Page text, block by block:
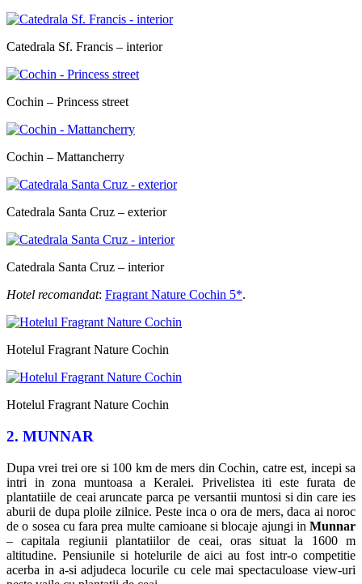
Catedrala Sf. Francis – interior
Cochin – Princess street
Cochin – Mattancherry
Catedrala Santa Cruz – exterior
Catedrala Santa Cruz – interior
Hotel recomandat: Fragrant Nature Cochin 5*.
Hotelul Fragrant Nature Cochin
Hotelul Fragrant Nature Cochin
2. MUNNAR
Dupa vrei trei ore si 100 km de mers din Cochin, catre est, incepi sa
intri in zona muntoasa a Keralei. Privelistea iti este furata de
plantatiile de ceai aruncate parca pe versantii muntosi si din care ies
aburii de dupa ploile zilnice. Peste inca o ora de mers, daca ai noroc
de o sosea cu fara prea multe camioane si blocaje ajungi in Munnar
– capitala regiunii plantatiilor de ceai, oras situat la 1600 m
altitudine. Pensiunile si hotelurile de aici au fost intr-o competitie
acerba in a-si adjudeca locurile cu cele mai spectaculoase view-uri